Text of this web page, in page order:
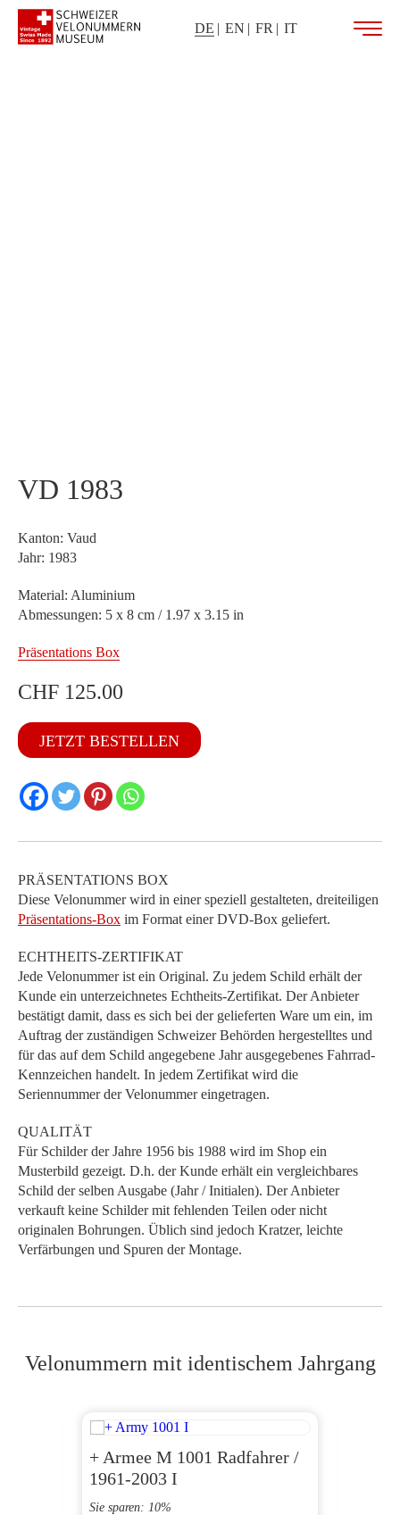
DE EN FR IT
VD 1983
Kanton: Vaud
Jahr: 1983
Material: Aluminium
Abmessungen: 5 x 8 cm / 1.97 x 3.15 in
Präsentations Box
CHF 125.00
VD
1983
Menge
JETZT BESTELLEN
PRÄSENTATIONS BOX
Diese Velonummer wird in einer speziell gestalteten, dreiteiligen
Präsentations-Box im Format einer DVD-Box geliefert.
ECHTHEITS-ZERTIFIKAT
Jede Velonummer ist ein Original. Zu jedem Schild erhält der
Kunde ein unterzeichnetes Echtheits-Zertifikat. Der Anbieter
bestätigt damit, dass es sich bei der gelieferten Ware um ein, im
Auftrag der zuständigen Schweizer Behörden hergestelltes und
für das auf dem Schild angegebene Jahr ausgegebenes Fahrrad-
Kennzeichen handelt. In jedem Zertifikat wird die
Seriennummer der Velonummer eingetragen.
QUALITÄT
Für Schilder der Jahre 1956 bis 1988 wird im Shop ein
Musterbild gezeigt. D.h. der Kunde erhält ein vergleichbares
Schild der selben Ausgabe (Jahr / Initialen). Der Anbieter
verkauft keine Schilder mit fehlenden Teilen oder nicht
originalen Bohrungen. Üblich sind jedoch Kratzer, leichte
Verfärbungen und Spuren der Montage.
Velonummern mit identischem Jahrgang
+ Armee M 1001 Radfahrer /
1961-2003 I
Sie sparen: 10%